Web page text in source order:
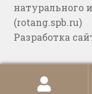
натурального
(rotang.spb.ru)
Разработка
Искать: